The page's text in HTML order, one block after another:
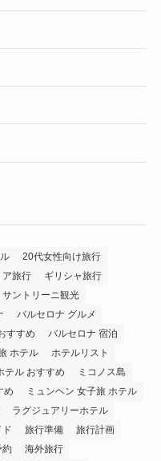
20代女性向け旅行
ア旅行
ギリシャ旅行
サントリーニ観光
バルセロナ グルメ
すすめ
バルセロナ 宿泊
ホテル
ホテルリスト
テル おすすめ
ミコノス島
め
ミュンヘン 女子旅 ホテル
ラグジュアリーホテル
ド 旅行準備
旅行計画
約
海外旅行